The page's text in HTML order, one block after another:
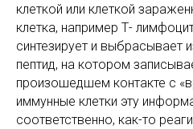
клеткой или клеткой
клетка, например Т-
синтезирует и выбрасывает
пептид, на котором
произошедшем контакте с
иммунные клетки эту
соответственно, как-то